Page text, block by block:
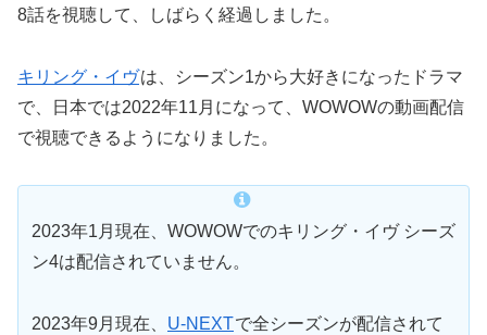
8話を視聴して、しばらく経過しました。
キリング・イヴは、シーズン1から大好きになったドラマ
で、日本では2022年11月になって、WOWOWの動画配信
で視聴できるようになりました。
2023年1月現在、WOWOWでのキリング・イヴ シーズ
ン4は配信されていません。
2023年9月現在、 U-NEXTで全シーズンが配信されて